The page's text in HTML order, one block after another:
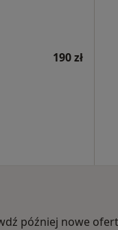
190 zł
później nowe